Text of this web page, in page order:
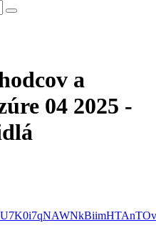
a
04 2025 -